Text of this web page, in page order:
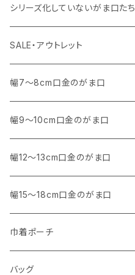
・ その他
11号帆布
コットンキャンバス
・ 中くらいのサイズ
コットンキャンバス
シリーズ化していないがま口たち
SALE・アウトレット
SALE
アウトレット
幅7～8cm口金のがま口
・ 角型
マチなし
マチあり
・ くし形・丸型
マチなし
マチあり
幅9～10cm口金のがま口
・ 角型
マチなし
マチあり
・ くし形
マチなし
マチあり
幅12～13cm口金のがま口
・ 親子がま口 角型
マチなし
マチあり
・ 親子がま口 くし形
マチなし
・ ポーチタイプ 角型
幅15～18cm口金のがま口
・ 角型
マチなし
・ くし形
巾着ポーチ
バッグ